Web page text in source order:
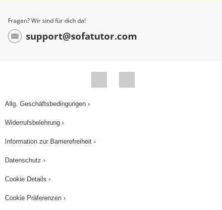
beträgt die Halbwertszeit des radioaktiven
also, dass nach 5730 Jahren die Hälfte der C14
konstant, da sich zwischen nachgebildetem und
zerfallendem C14 ein chemisches Gleichgewicht
Konzentration an C12 in der Atmosphäre das
Verhältnis 1:10
Fragen? Wir sind für dich da!
support@sofatutor.com
Allg. Geschäftsbedingungen ›
Widerrufsbelehrung ›
Information zur Barrierefreiheit ›
Datenschutz ›
Cookie Details ›
Cookie Präferenzen ›